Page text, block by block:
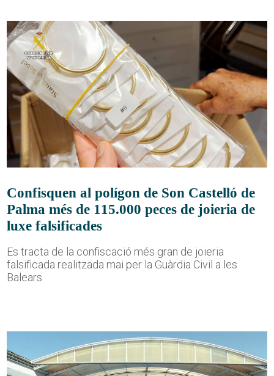
Confisquen al polígon de Son Castelló de
Palma més de 115.000 peces de joieria de
luxe falsificades
Es tracta de la confiscació més gran de joieria
falsificada realitzada mai per la Guàrdia Civil a les
Balears